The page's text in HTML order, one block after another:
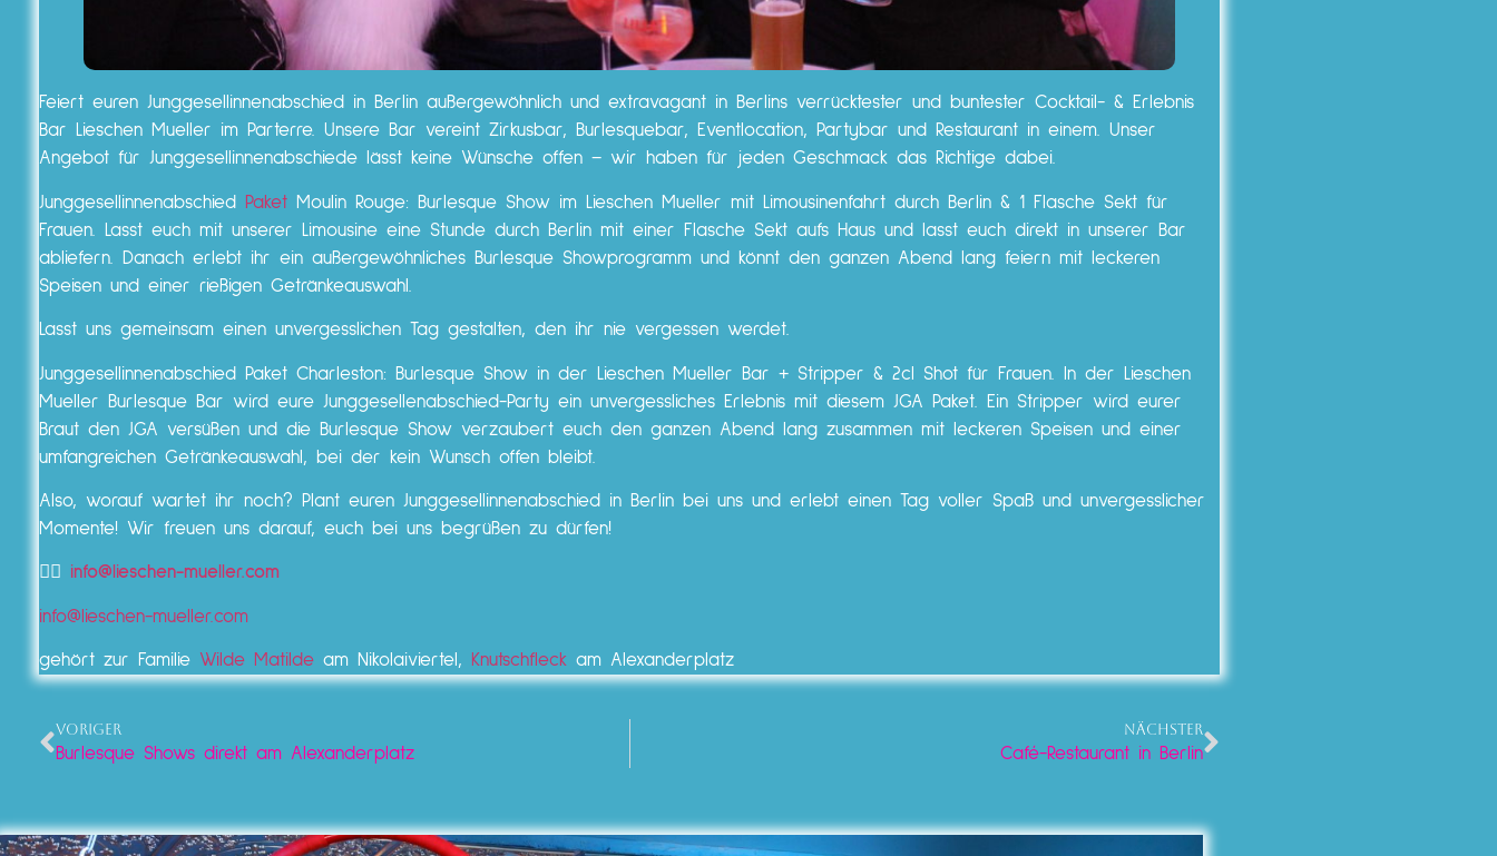
Feiert euren Junggesellinnenabschied in Berlin außergewöhnlich und extravagant in Berlins verrücktester und buntester Cocktail- & Erlebnis
Bar Lieschen Mueller im Parterre. Unsere Bar vereint Zirkusbar, Burlesquebar, Eventlocation, Partybar und Restaurant in einem. Unser
Angebot für Junggesellinnenabschiede lässt keine Wünsche offen – wir haben für jeden Geschmack das Richtige dabei.
Junggesellinnenabschied Paket Moulin Rouge: Burlesque Show im Lieschen Mueller mit Limousinenfahrt durch Berlin & 1 Flasche Sekt für
Frauen. Lasst euch mit unserer Limousine eine Stunde durch Berlin mit einer Flasche Sekt aufs Haus und lasst euch direkt in unserer Bar
abliefern. Danach erlebt ihr ein außergewöhnliches Burlesque Showprogramm und könnt den ganzen Abend lang feiern mit leckeren
Speisen und einer rießigen Getränkeauswahl.
Lasst uns gemeinsam einen unvergesslichen Tag gestalten, den ihr nie vergessen werdet.
Junggesellinnenabschied Paket Charleston: Burlesque Show in der Lieschen Mueller Bar + Stripper & 2cl Shot für Frauen. In der Lieschen
Mueller Burlesque Bar wird eure Junggesellenabschied-Party ein unvergessliches Erlebnis mit diesem JGA Paket. Ein Stripper wird eurer
Braut den JGA versüßen und die Burlesque Show verzaubert euch den ganzen Abend lang zusammen mit leckeren Speisen und einer
umfangreichen Getränkeauswahl, bei der kein Wunsch offen bleibt.
Also, worauf wartet ihr noch? Plant euren Junggesellinnenabschied in Berlin bei uns und erlebt einen Tag voller Spaß und unvergesslicher
Momente! Wir freuen uns darauf, euch bei uns begrüßen zu dürfen!
👉🏼 info@lieschen-mueller.com
info@lieschen-mueller.com
gehört zur Familie Wilde Matilde am Nikolaiviertel, Knutschfleck am Alexanderplatz
VORIGER
Burlesque Shows direkt am Alexanderplatz
NÄCHSTER
Café-Restaurant in Berlin